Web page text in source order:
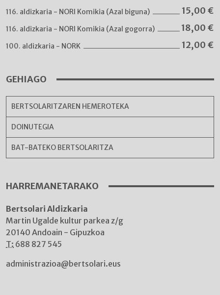
116. aldizkaria - NORI Komikia (Azal biguna) 15,00 €
116. aldizkaria - NORI Komikia (Azal gogorra) 18,00 €
100. aldizkaria - NORK 12,00 €
GEHIAGO
BERTSOLARITZAREN HEMEROTEKA
DOINUTEGIA
BAT-BATEKO BERTSOLARITZA
HARREMANETARAKO
Bertsolari Aldizkaria
Martin Ugalde kultur parkea z/g
20140 Andoain - Gipuzkoa
T: 688 827 545
administrazioa@bertsolari.eus